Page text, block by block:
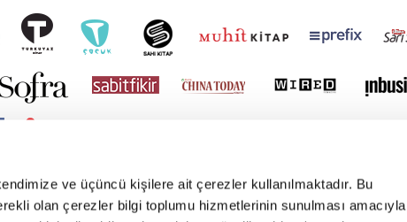
ve üçüncü kişilere ait çerezler kullanılmaktadır. Bu
olan çerezler bilgi toplumu hizmetlerinin sunulması amacıyla